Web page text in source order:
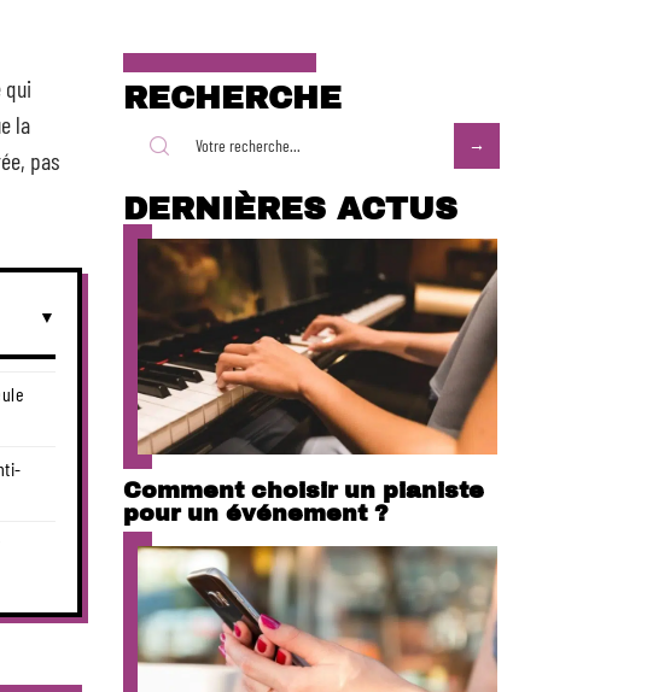
qui
la
pas
RECHERCHE
DERNIÈRES ACTUS
Comment choisir un pianiste
pour un événement ?